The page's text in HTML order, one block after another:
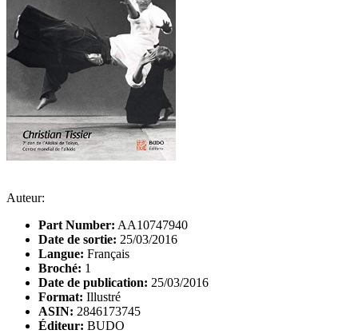
Auteur:
Part Number: AA10747940
Date de sortie: 25/03/2016
Langue: Français
Broché: 1
Date de publication: 25/03/2016
Format: Illustré
ASIN: 2846173745
Éditeur: BUDO